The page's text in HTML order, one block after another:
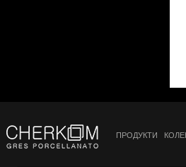
ПРОДУКТИ